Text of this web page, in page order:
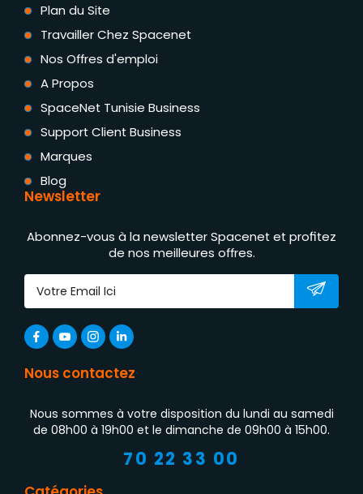
Plan du Site
Travailler Chez Spacenet
Nos Offres d'emploi
A Propos
SpaceNet Tunisie Business
Support Client Business
Marques
Blog
Newsletter
Abonnez-vous à la newsletter Spacenet et profitez
de nos meilleures offres.
Nous contactez
Nous sommes à votre disposition du lundi au samedi
de 08h00 à 19h00 et le dimanche de 09h00 à 15h00.
70 22 33 00